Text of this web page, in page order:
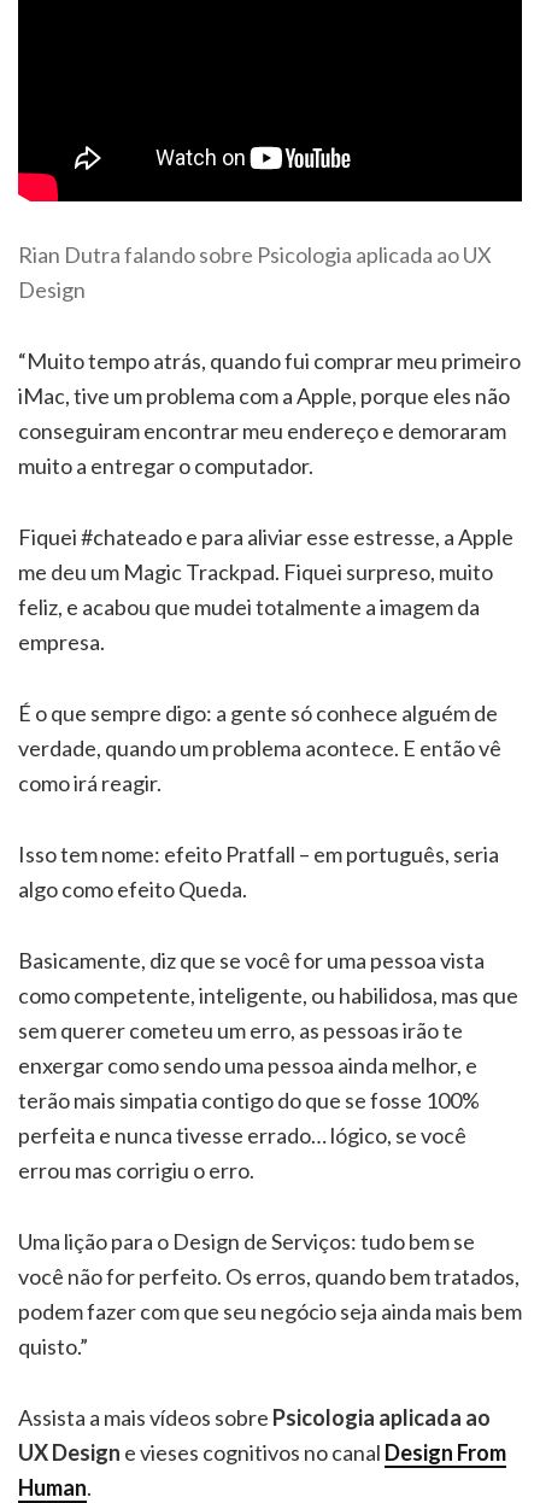
Rian Dutra falando sobre Psicologia aplicada ao UX
Design
“Muito tempo atrás, quando fui comprar meu primeiro
iMac, tive um problema com a Apple, porque eles não
conseguiram encontrar meu endereço e demoraram
muito a entregar o computador.
Fiquei #chateado e para aliviar esse estresse, a Apple
me deu um Magic Trackpad. Fiquei surpreso, muito
feliz, e acabou que mudei totalmente a imagem da
empresa.
É o que sempre digo: a gente só conhece alguém de
verdade, quando um problema acontece. E então vê
como irá reagir.
Isso tem nome: efeito Pratfall – em português, seria
algo como efeito Queda.
Basicamente, diz que se você for uma pessoa vista
como competente, inteligente, ou habilidosa, mas que
sem querer cometeu um erro, as pessoas irão te
enxergar como sendo uma pessoa ainda melhor, e
terão mais simpatia contigo do que se fosse 100%
perfeita e nunca tivesse errado… lógico, se você
errou mas corrigiu o erro.
Uma lição para o Design de Serviços: tudo bem se
você não for perfeito. Os erros, quando bem tratados,
podem fazer com que seu negócio seja ainda mais bem
quisto.”
Assista a mais vídeos sobre Psicologia aplicada ao
UX Design e vieses cognitivos no canal Design From
Human.